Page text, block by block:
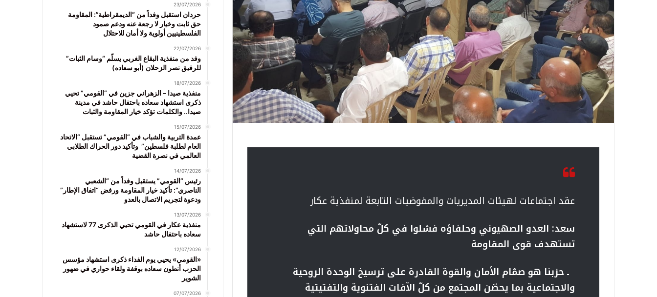
عقد اجتماعات لهيئات المديريات والمفوضيات التابعة لمنفذية عكار
سعد: العدو الصهيوني وحلفاؤه فشلوا في كلّ محاولاتهم التي
تستهدف قوى المقاومة
ـ حزبنا هو صمّام الأمان والقوة القادرة على ترسيخ الوحدة الروحية
والاجتماعية بما يحصّن المجتمع من كلّ الآفات الفتنوية والتفتيتية
23/07/2026
حردان استقبل وفداً من “الديمقراطية”: المقاومة
حق ثابت وخيار لا رجعة عنه ودعم صمود
الفلسطينيين أولوية ولا أمان للاحتلال
22/07/2026
وفد من منفذية البقاع الغربي يسلّم “وسام الثبات”
للرفيق نصر الزحلان (أبو سعاده)
18/07/2026
منفذية صيدا – الزهراني جزين في “القومي” تحيي
ذكرى استشهاد سعاده باحتفال حاشد في مدينة
صيدا.. والكلمات تؤكد خيار المقاومة والثبات
15/07/2026
عمدة التربية والشباب في “القومي” تستقبل “الاتحاد
العام لطلبة فلسطين” وتأكيد دور الحراك الطلابي
العالمي في نصرة القضية
14/07/2026
رئيس “القومي” يستقبل وفداً من “الشعبي
الناصري”: تأكيد خيار المقاومة ورفض “اتفاق الإطار”
ودعوة لتجريم الاتصال بالعدو
13/07/2026
منفذية عكار في القومي تحيي الذكرى 77 لاستشهاد
سعاده باحتفال حاشد
12/07/2026
«القومي» يحيي يوم الفداء ذكرى استشهاد مؤسس
الحزب أنطون سعاده بوقفة ولقاء حواري في ضهور
الشوير
07/07/2026